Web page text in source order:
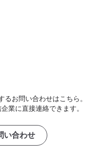
るお問い合わせはこちら。
業に直接連絡できます。
い合わせ